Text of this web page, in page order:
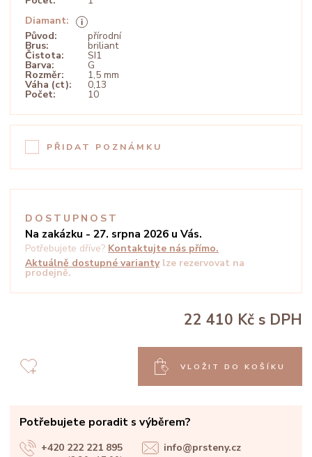
Diamant:
Původ:
přírodní
Brus: briliant
Čistota: SI1
Barva: G
Rozměr: 1,5 mm
Váha (ct): 0,13
Počet: 10
PŘIDAT POZNÁMKU
DOSTUPNOST
Na zakázku - 27. srpna 2026 u Vás.
Potřebujete dříve? Kontaktujte nás přímo.
Aktuálně dostupné varianty lze rezervovat na
prodejně.
22 410 Kč s DPH
VLOŽIT DO KOŠÍKU
Potřebujete poradit s výběrem?
+420 222 221 895 info@prsteny.cz